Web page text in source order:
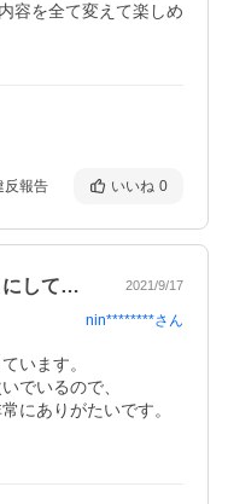
容を全て変えて楽しめ
反報告 いいね 0
和菓子好きの母へのプレゼントにしていま… 2021/9/17
nin********さん
います。
でいるので、
にありがたいです。